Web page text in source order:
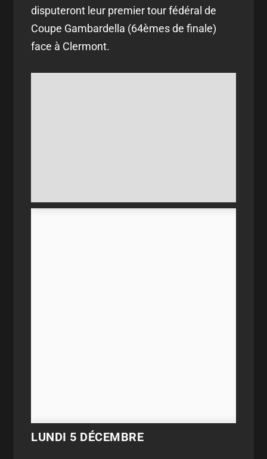
disputeront leur premier tour fédéral de
Coupe Gambardella (64èmes de finale)
face à Clermont.
LUNDI 5 DÉCEMBRE